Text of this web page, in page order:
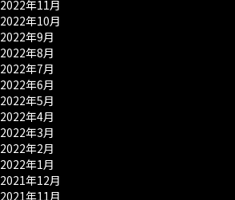
2022年11月
2022年10月
2022年9月
2022年8月
2022年7月
2022年6月
2022年5月
2022年4月
2022年3月
2022年2月
2022年1月
2021年12月
2021年11月